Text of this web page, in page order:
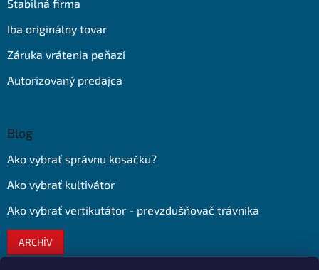
Stabilná firma
Iba originálny tovar
Záruka vrátenia peňazí
Autorizovaný predajca
Blog
Ako vybrať správnu kosačku?
Ako vybrať kultivátor
Ako vybrať vertikutátor - prevzdušňovač trávnika
ARCHÍV